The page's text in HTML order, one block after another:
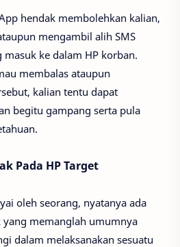
hendak membolehkan kalian,
mengambil alih SMS
ke dalam HP korban.
membalas ataupun
kalian tentu dapat
begitu gampang serta pula
Pada HP Target
oleh seorang, nyatanya ada
yang memanglah umumnya
dalam melaksanakan sesuatu